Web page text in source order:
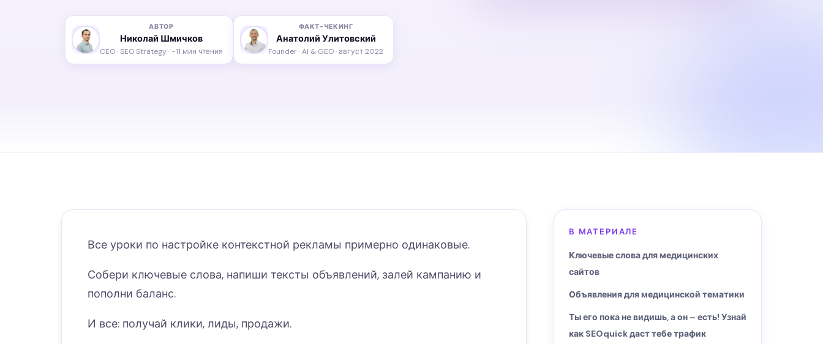
АВТОР
Николай Шмичков
CEO · SEO Strategy · ~11 мин чтения
ФАКТ-ЧЕКИНГ
Анатолий Улитовский
Founder · AI & GEO · август 2022
Все уроки по настройке контекстной рекламы примерно одинаковые.
Собери ключевые слова, напиши тексты объявлений, залей кампанию и
пополни баланс.
И все: получай клики, лиды, продажи.
В МАТЕРИАЛЕ
Ключевые слова для медицинских
сайтов
Объявления для медицинской тематики
Ты его пока не видишь, а он – есть! Узнай
как SEOquick даст тебе трафик